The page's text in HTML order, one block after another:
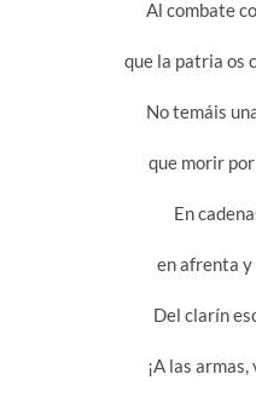
Al combate
que la patria os
No temáis
que morir
En
en afrenta y
Del clarín
¡A las